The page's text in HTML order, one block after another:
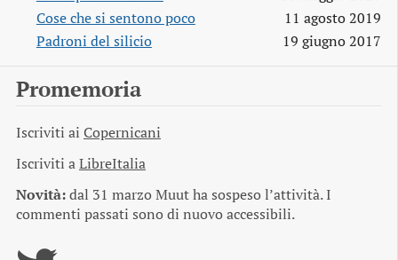
Cose che si sentono poco
11 agosto 2019
Padroni del silicio
19 giugno 2017
Promemoria
Iscriviti ai Copernicani
Iscriviti aLibreItalia
Novità:dal 31 marzo Muut ha sospeso l’attività. I
commenti passati sono di nuovo accessibili.